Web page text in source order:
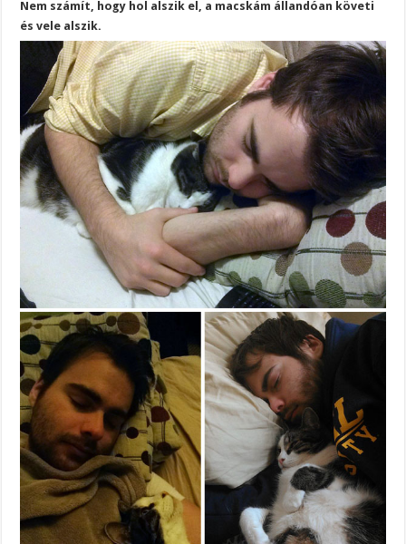
Nem számít, hogy hol alszik el, a macskám állandóan követi
és vele alszik.